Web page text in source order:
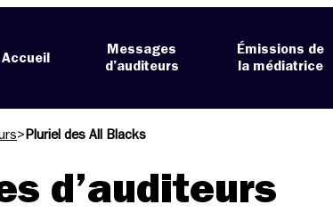
Accueil
Messages
d’auditeurs
Émissions de
la médiatrice
> Pluriel des All Blacks
d’auditeurs